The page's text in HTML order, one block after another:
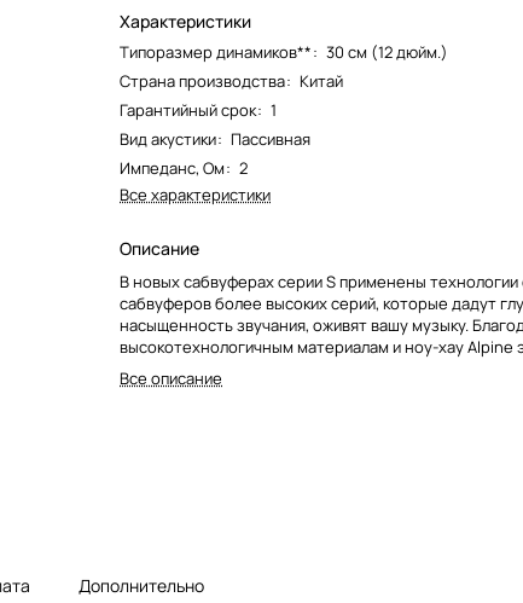
Характеристики
Типоразмер динамиков**: 30 см (12 дюйм.)
Страна производства: Китай
Гарантийный срок: 1
Вид акустики: Пассивная
Импеданс, Ом: 2
Все характеристики
Описание
В новых сабвуферах серии S применены технологии
сабвуферов более высоких серий, которые дадут
насыщенность звучания, оживят вашу музыку.
высокотехнологичным материалам и ноу-хау Alpine
сабвуферы создадут мощный бас с низкими
приемлемой для бюджета цене.
Все описание
Дополнительно